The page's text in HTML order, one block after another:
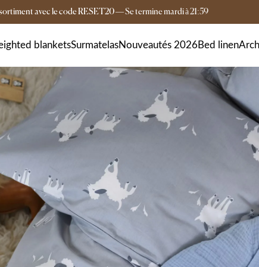
avec le code RESET20—Se terminemardià21:59
Livraison gratuite dès 149 € Livraison en 4-6 jours
blanketsSurmatelasNouveautés 2026Bed linen